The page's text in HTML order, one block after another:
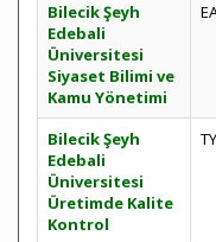
Bilecik Şeyh
Edebali
Üniversitesi
Siyaset Bilimi ve
Kamu Yönetimi
Bilecik Şeyh
Edebali
Üniversitesi
Üretimde Kalite
Kontrol